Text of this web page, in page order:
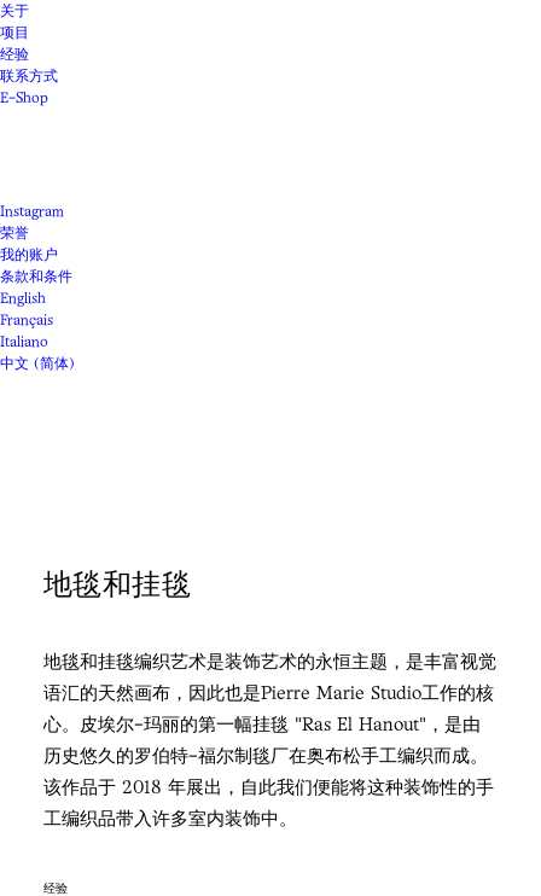
关于
项目
经验
联系方式
E-Shop
Instagram
荣誉
我的账户
条款和条件
English
Français
Italiano
中文 (简体)
地毯和挂毯
地毯和挂毯编织艺术是装饰艺术的永恒主题，是丰富视觉
语汇的天然画布，因此也是Pierre Marie Studio工作的核
心。皮埃尔-玛丽的第一幅挂毯 "Ras El Hanout"，是由
历史悠久的罗伯特-福尔制毯厂在奥布松手工编织而成。
该作品于 2018 年展出，自此我们便能将这种装饰性的手
工编织品带入许多室内装饰中。
经验